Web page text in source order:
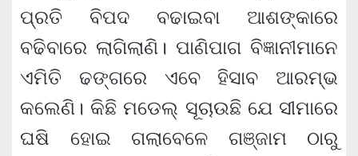
ପ୍ରତି ବିପଦ ବଢାଇବା ଆଶଙ୍କାରେ
ବଢିବାରେ ଲାଗିଲାଣି। ପାଣିପାଗ ବିଜ୍ଞାନୀମାନେ
ଏମିତି ଢଙ୍ଗରେ ଏବେ ହିସାବ ଆରମ୍ଭ
କଲେଣି। କିଛି ମଡେଲ୍ ସୂଚାଉଛି ଯେ ସୀମାରେ
ଘଷି ହୋଇ ଗଲାବେଳେ ଗଞ୍ଜାମ ଠାରୁ